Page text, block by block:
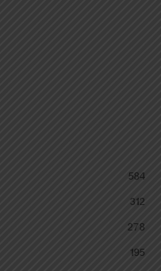
584
312
278
195